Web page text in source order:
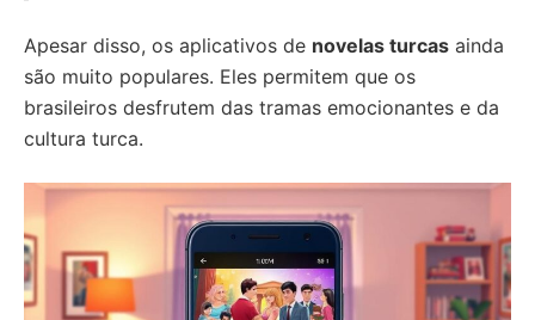
Apesar disso, os aplicativos de novelas turcas ainda
são muito populares. Eles permitem que os
brasileiros desfrutem das tramas emocionantes e da
cultura turca.